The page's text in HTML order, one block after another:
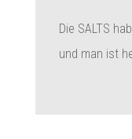
Die SALTS
und man ist